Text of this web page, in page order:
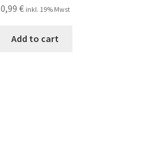
0,99 € inkl. 19% Mwst
Add to cart